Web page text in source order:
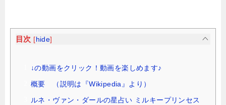
目次 [ hide]
↓の動画をクリック！動画を楽しめます♪
概要 （説明は『Wikipedia』より）
ルネ・ヴァン・ダールの星占い ミルキープリンセス